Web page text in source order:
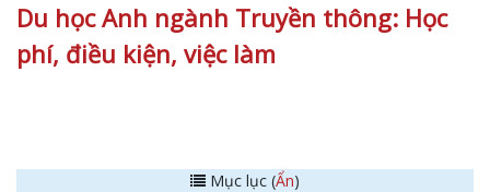
Du học Anh ngành Truyền thông: Học
phí, điều kiện, việc làm
Mục lục (Ẩn)